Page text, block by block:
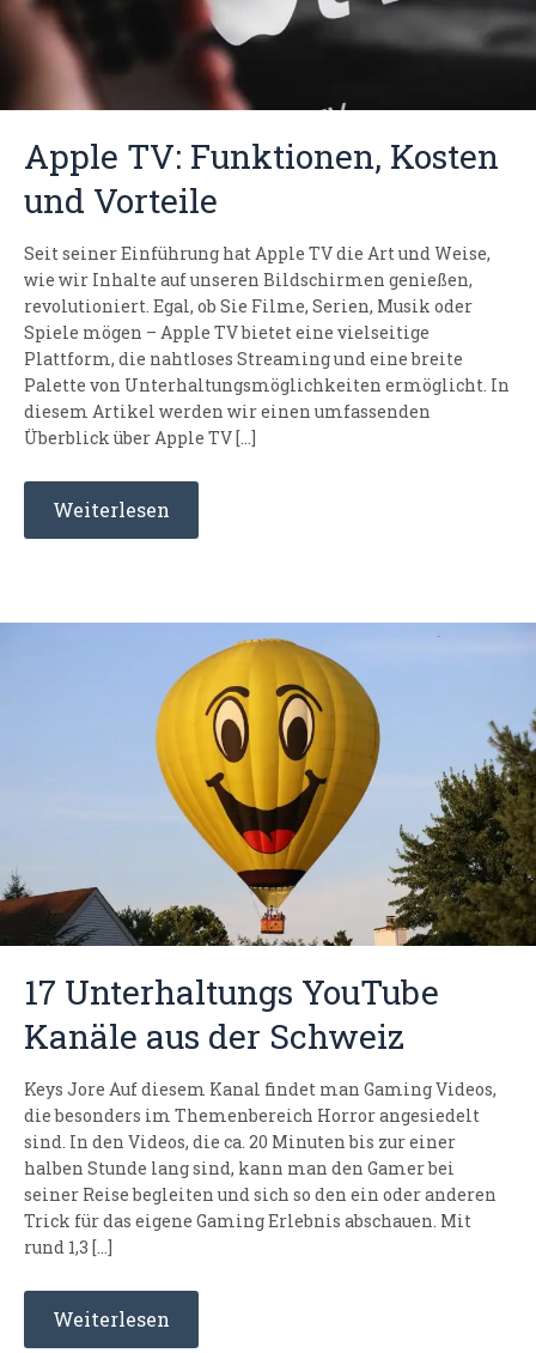
Apple TV: Funktionen, Kosten
und Vorteile
Seit seiner Einführung hat Apple TV die Art und Weise,
wie wir Inhalte auf unseren Bildschirmen genießen,
revolutioniert. Egal, ob Sie Filme, Serien, Musik oder
Spiele mögen – Apple TV bietet eine vielseitige
Plattform, die nahtloses Streaming und eine breite
Palette von Unterhaltungsmöglichkeiten ermöglicht. In
diesem Artikel werden wir einen umfassenden
Überblick über Apple TV […]
Weiterlesen
17 Unterhaltungs YouTube
Kanäle aus der Schweiz
Keys Jore Auf diesem Kanal findet man Gaming Videos,
die besonders im Themenbereich Horror angesiedelt
sind. In den Videos, die ca. 20 Minuten bis zur einer
halben Stunde lang sind, kann man den Gamer bei
seiner Reise begleiten und sich so den ein oder anderen
Trick für das eigene Gaming Erlebnis abschauen. Mit
rund 1,3 […]
Weiterlesen